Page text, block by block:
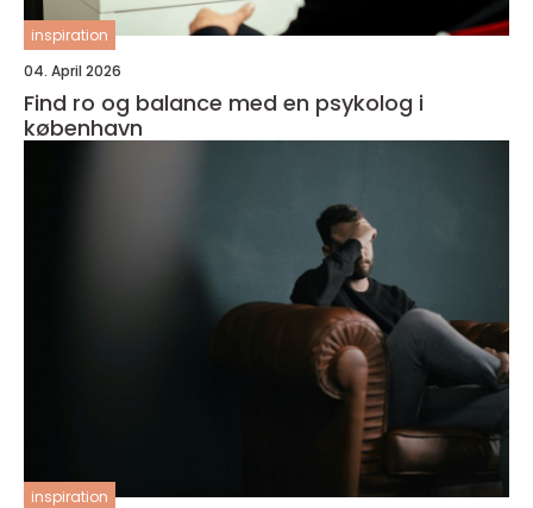
inspiration
04. April 2026
Find ro og balance med en psykolog i
københavn
inspiration